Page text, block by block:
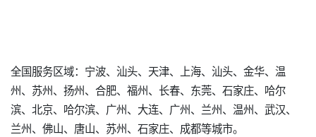
全国服务区域：宁波、汕头、天津、上海、汕头、金华、温
州、苏州、扬州、合肥、福州、长春、东莞、石家庄、哈尔
滨、北京、哈尔滨、广州、大连、广州、兰州、温州、武汉、
兰州、佛山、唐山、苏州、石家庄、成都等城市。